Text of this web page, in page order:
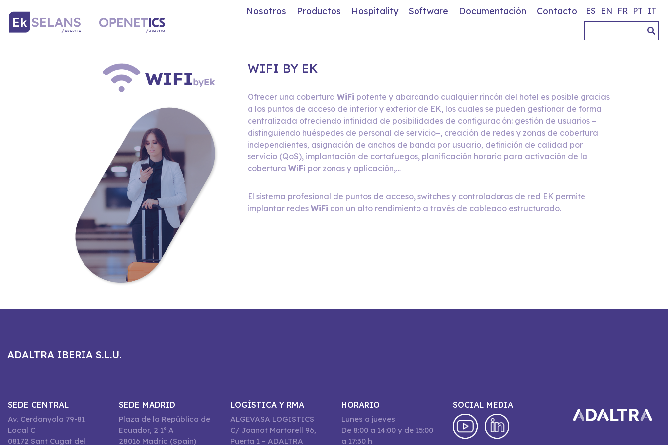
Nosotros Productos Hospitality Software Documentación Contacto ES EN FR PT IT
WIFI BY EK
Ofrecer una cobertura WiFi potente y abarcando cualquier rincón del hotel es posible gracias
a los puntos de acceso de interior y exterior de EK, los cuales se pueden gestionar de forma
centralizada ofreciendo infinidad de posibilidades de configuración: gestión de usuarios –
distinguiendo huéspedes de personal de servicio–, creación de redes y zonas de cobertura
independientes, asignación de anchos de banda por usuario, definición de calidad por
servicio (QoS), implantación de cortafuegos, planificación horaria para activación de la
cobertura WiFi por zonas y aplicación,…
El sistema profesional de puntos de acceso, switches y controladoras de red EK permite
implantar redes WiFi con un alto rendimiento a través de cableado estructurado.
ADALTRA IBERIA S.L.U.
SEDE CENTRAL
Av. Cerdanyola 79-81
Local C
08172 Sant Cugat del
SEDE MADRID
Plaza de la República de
Ecuador, 2 1º A
28016 Madrid (Spain)
LOGÍSTICA Y RMA
ALGEVASA LOGISTICS
C/ Joanot Martorell 96,
Puerta 1 – ADALTRA
HORARIO
Lunes a jueves
De 8:00 a 14:00 y de 15:00
a 17:30 h
SOCIAL MEDIA